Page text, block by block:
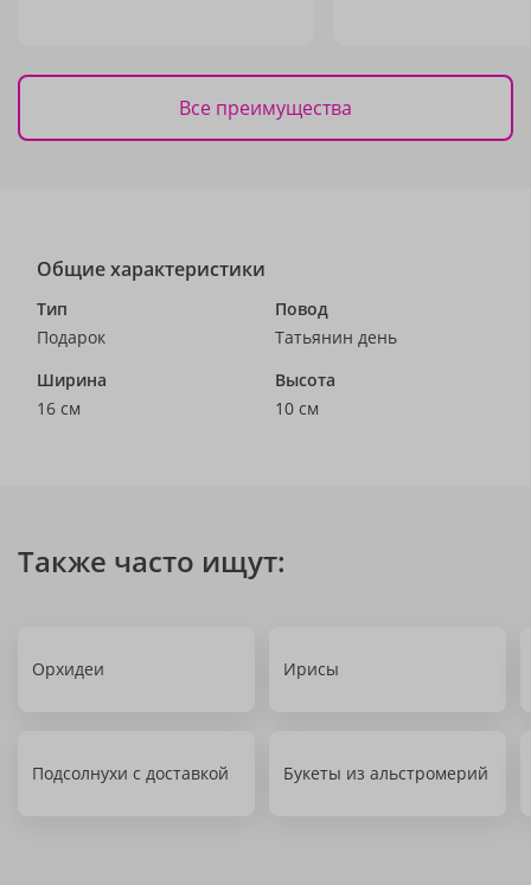
Все преимущества
Общие характеристики
Тип
Подарок
Повод
Татьянин день
Ширина
16 см
Высота
10 см
Также часто ищут:
Орхидеи Ирисы
Подсолнухи с доставкой Букеты из альстромерий